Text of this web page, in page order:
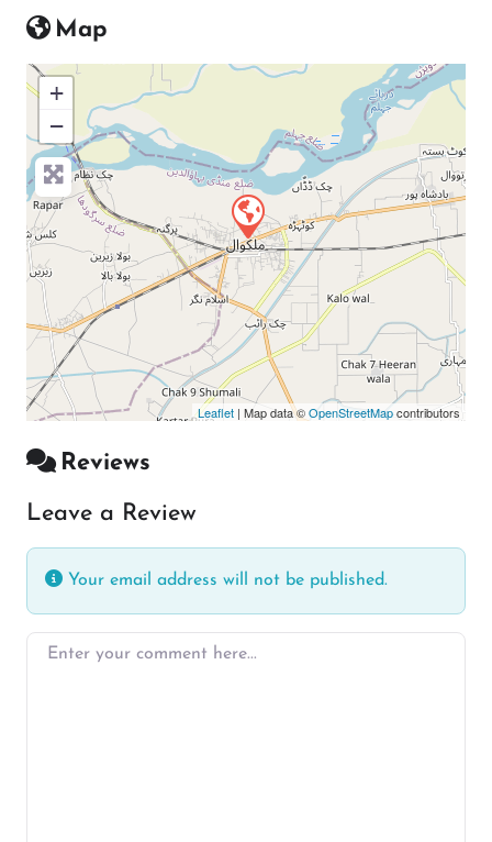
Map
+
−
Press Enter key to search
Leaflet | Map data ©OpenStreetMapcontributors
Reviews
Leave a Review
Your email address will not be published.
Enter your comment here…